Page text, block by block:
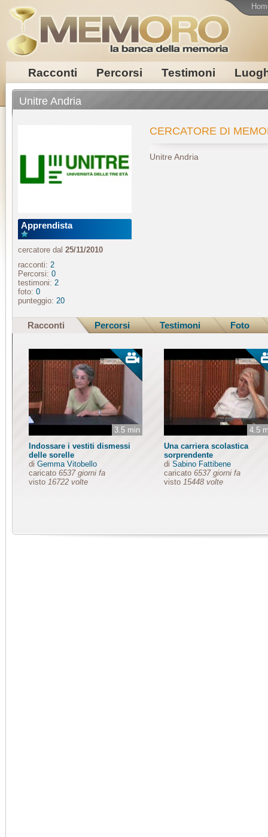
Racconti Percorsi Testimoni
Unitre Andria
Apprendista
cercatore dal 25/11/2010
racconti: 2
Percorsi: 0
testimoni: 2
foto: 0
punteggio: 20
CERCATORE DI
Unitre Andria
Racconti Percorsi Testimoni Foto
3.5 min
Indossare i vestiti dismessi
delle sorelle
di Gemma Vitobello
caricato 6537 giorni fa
visto 16722 volte
4.5
Una carriera scolastica
sorprendente
di Sabino Fattibene
caricato 6537 giorni fa
visto 15448 volte